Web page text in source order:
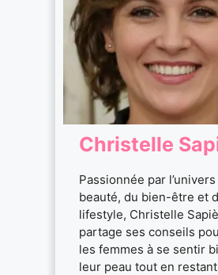
Christelle
Passionnée par
beauté, du bien-être et
lifestyle, Christelle
partage ses conseils
les femmes à se sentir
leur peau tout en